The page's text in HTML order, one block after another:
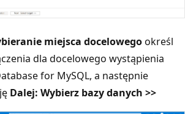
miejsca docelowegookreśl
dla docelowego wystąpienia
for MySQL, a następnie
Dalej: Wybierz bazy danych >>